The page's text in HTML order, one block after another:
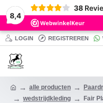
8,4
38
LOGIN REGISTREREN
alle producten
wedstrijdkleding
Fair